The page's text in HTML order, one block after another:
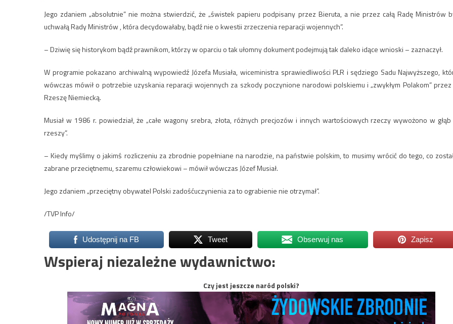
Jego zdaniem „absolutnie” nie można stwierdzić, że „świstek papieru podpisany przez Bieruta, a nie przez całą Radę Ministrów
uchwałą Rady Ministrów , która decydowałaby, bądź nie o kwestii zrzeczenia reparacji wojennych”.
– Dziwię się historykom bądź prawnikom, którzy w oparciu o tak ułomny dokument podejmują tak daleko idące wnioski – zaznaczył.
W programie pokazano archiwalną wypowiedź Józefa Musiała, wiceministra sprawiedliwości PLR i sędziego Sadu Najwyższego,
wówczas mówił o potrzebie uzyskania reparacji wojennych za szkody poczynione narodowi polskiemu i „zwykłym Polakom” przez
Rzeszę Niemiecką.
Musiał w 1986 r. powiedział, że „całe wagony srebra, złota, różnych precjozów i innych wartościowych rzeczy wywożono w głąb
rzeszy”.
– Kiedy myślimy o jakimś rozliczeniu za zbrodnie popełniane na narodzie, na państwie polskim, to musimy wrócić do tego, co
zabrane przeciętnemu, szaremu człowiekowi – mówił wówczas Józef Musiał.
Jego zdaniem „przeciętny obywatel Polski zadośćuczynienia za to ograbienie nie otrzymał”.
/TVP Info/
Udostępnij na FB Tweet Obserwuj nas Zapisz
Wspieraj niezależne wydawnictwo:
Czy jest jeszcze naród polski?